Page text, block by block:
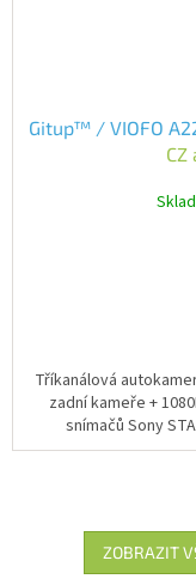
Gitup™ / VIOFO
Tříkanálová
zadní kameře +
snímačů Sony
ZOBRAZIT